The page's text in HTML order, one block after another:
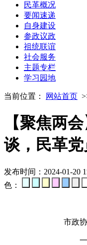
民革概况
要闻速递
自身建设
参政议政
祖统联谊
社会服务
主题专栏
学习园地
当前位置： 网站首页
【聚焦两
谈，民革
发布时间：2024-01-20
色：
市政